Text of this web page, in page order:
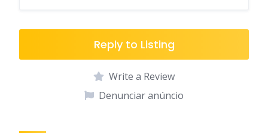
Reply to Listing
Write a Review
Denunciar anúncio